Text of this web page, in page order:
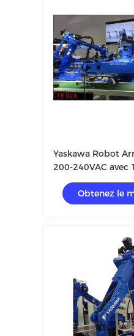
Yaskawa Robot
200-240VAC avec
sur les
Obtenez le